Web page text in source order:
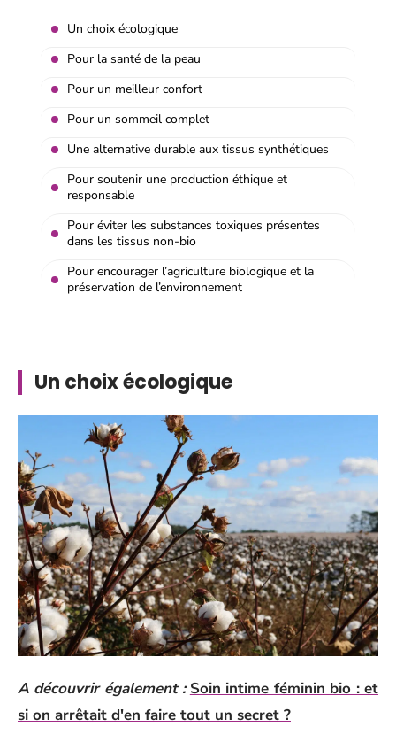
Un choix écologique
Pour la santé de la peau
Pour un meilleur confort
Pour un sommeil complet
Une alternative durable aux tissus synthétiques
Pour soutenir une production éthique et
responsable
Pour éviter les substances toxiques présentes
dans les tissus non-bio
Pour encourager l’agriculture biologique et la
préservation de l’environnement
Un choix écologique
A découvrir également : Soin intime féminin bio : et
si on arrêtait d'en faire tout un secret ?